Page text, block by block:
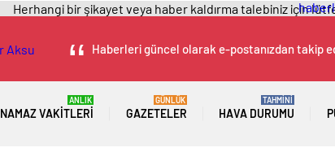
Herhangi bir şikayet veya haber kaldırma talebiniz için
Haberleri güncel olarak e-postanızdan takip
NAMAZ VAKITLERI
ANLIK
GAZETELER
GÜNLÜK
HAVA DURUMU
TAHMİNİ